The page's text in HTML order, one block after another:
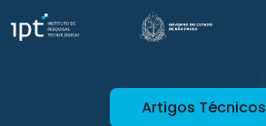
Artigos Técnicos